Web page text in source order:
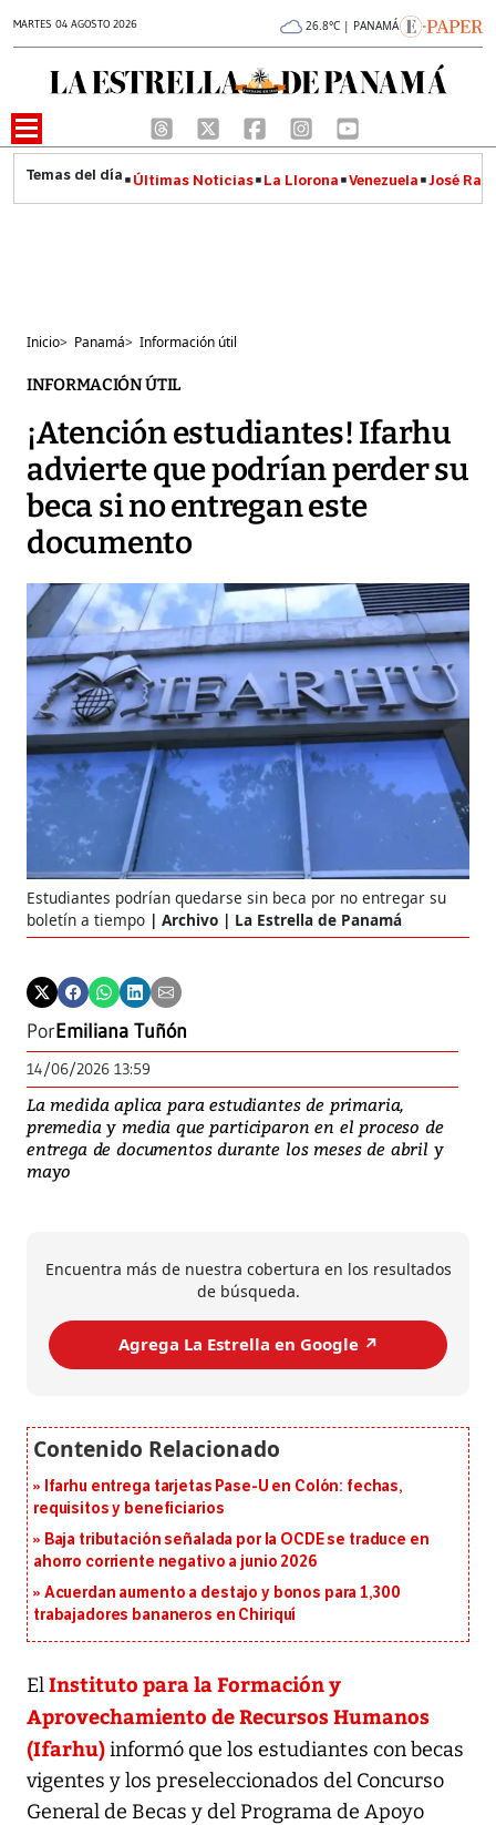
MARTES 04 AGOSTO 2026 26.8°C | PANAMÁ
Últimas Noticias La Llorona Venezuela José
Inicio> Panamá> Información útil
INFORMACIÓN ÚTIL
¡Atención estudiantes! Ifarhu
advierte que podrían perder su
beca si no entregan este
documento
Estudiantes podrían quedarse sin beca por no entregar su
boletín a tiempo
Archivo | La Estrella de Panamá
PorEmiliana Tuñón
14/06/2026 13:59
La medida aplica para estudiantes de primaria,
premedia y media que participaron en el proceso de
entrega de documentos durante los meses de abril y
mayo
Encuentra más de nuestra cobertura en los resultados
de búsqueda.
Agrega La Estrella en Google ↗️
Ifarhu entrega tarjetas Pase-U en Colón: fechas,
requisitos y beneficiarios
Baja tributación señalada por la OCDE se traduce en
ahorro corriente negativo a junio 2026
Acuerdan aumento a destajo y bonos para 1,300
trabajadores bananeros en Chiriquí
ElInstituto para la Formación y
Aprovechamiento de Recursos Humanos
(Ifarhu)informó que los estudiantes con becas
vigentes y los preseleccionados del Concurso
General de Becas y del Programa de Apoyo